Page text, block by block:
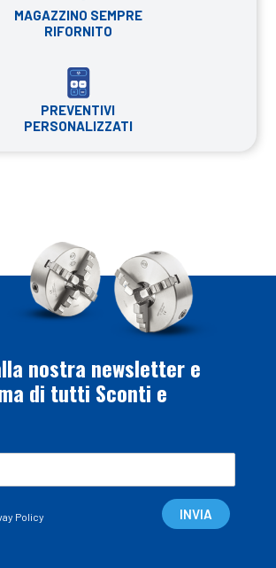
MAGAZZINO SEMPRE
RIFORNITO
PREVENTIVI
PERSONALIZZATI
nostra newsletter e
di tutti Sconti e
Policy INVIA